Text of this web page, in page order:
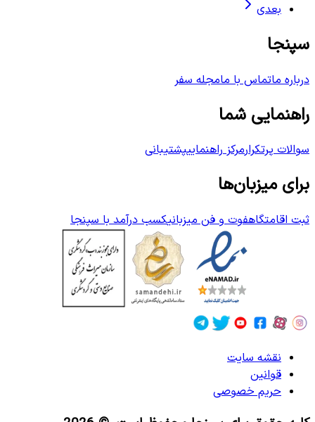
بعدی
سپنجا
درباره ماتماس با مامجله سفر
راهنمایی شما
سوالات پرتکرارمرکز راهنماییپشتیبانی
برای میزبان‌ها
ثبت اقامتگاهفوت و فن میزبانیکسب درآمد با سپنجا
نقشه سایت
قوانین
حریم خصوصی